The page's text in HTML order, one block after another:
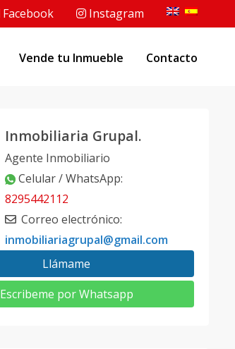
Facebook Instagram
Vende tu Inmueble Contacto
Inmobiliaria Grupal.
Agente Inmobiliario
Celular / WhatsApp:
8295442112
Correo electrónico:
inmobiliariagrupal@gmail.com
Llámame
Escribeme por Whatsapp